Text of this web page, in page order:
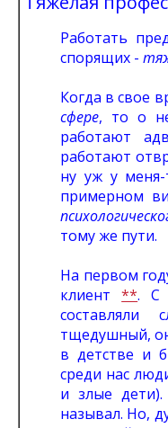
Работать
спорящих -
Когда в свое
сфере, то о
работают
работают
ну уж у
примерном
тому же пути.
На первом
клиент**. С
составляли
тщедушный, он
в детстве и
среди нас
и злые
называл. Но,